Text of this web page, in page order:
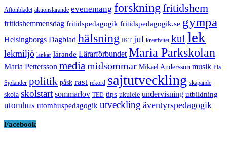
Aftonbladet aktionslärande evenemang forskning fritidshem
fritidshemmensdag fritidspedagogik fritidspedagogik.se gympa
Helsingborgs Dagblad hälsning IKT jul kreativitet kul lek
lekmiljö länkar lärande Lärarförbundet Maria Parkskolan
Maria Pettersson mediamidsommar Mikael Andersson musik Pia
Sjölander politik påsk rast rekord sajtutveckling skapande
skola skolstart sommarlov TED tips ukulele undervisning utbildning
utomhus utomhuspedagogik utveckling äventyrspedagogik
Facebook